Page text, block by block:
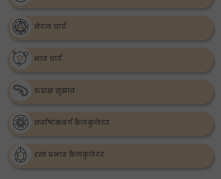
नेटल चार्ट
भाव चार्ट
रुद्राक्ष सुझाव
सर्वाष्टकवर्ग कैलकुलेटर
रत्न प्रभाव कैलकुलेटर